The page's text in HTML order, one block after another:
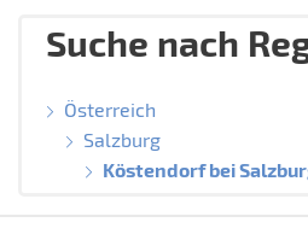
Suche nach
Österreich
Salzburg
Köstendorf bei